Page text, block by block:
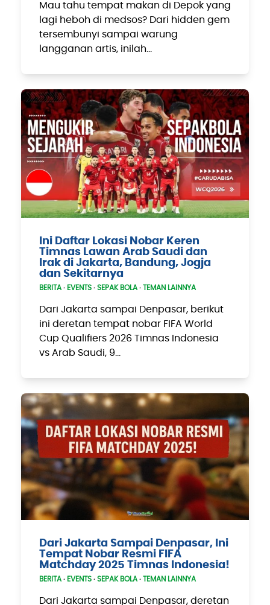
Mau tahu tempat makan di Depok yang
lagi heboh di medsos? Dari hidden gem
tersembunyi sampai warung
langganan artis, inilah…
Ini Daftar Lokasi Nobar Keren
Timnas Lawan Arab Saudi dan
Irak di Jakarta, Bandung, Jogja
dan Sekitarnya
BERITA· EVENTS· SEPAK BOLA· TEMAN LAINNYA
Dari Jakarta sampai Denpasar, berikut
ini deretan tempat nobar FIFA World
Cup Qualifiers 2026 Timnas Indonesia
vs Arab Saudi, 9…
Dari Jakarta Sampai Denpasar, Ini
Tempat Nobar Resmi FIFA
Matchday 2025 Timnas Indonesia!
BERITA· EVENTS· SEPAK BOLA· TEMAN LAINNYA
Dari Jakarta sampai Denpasar, deretan